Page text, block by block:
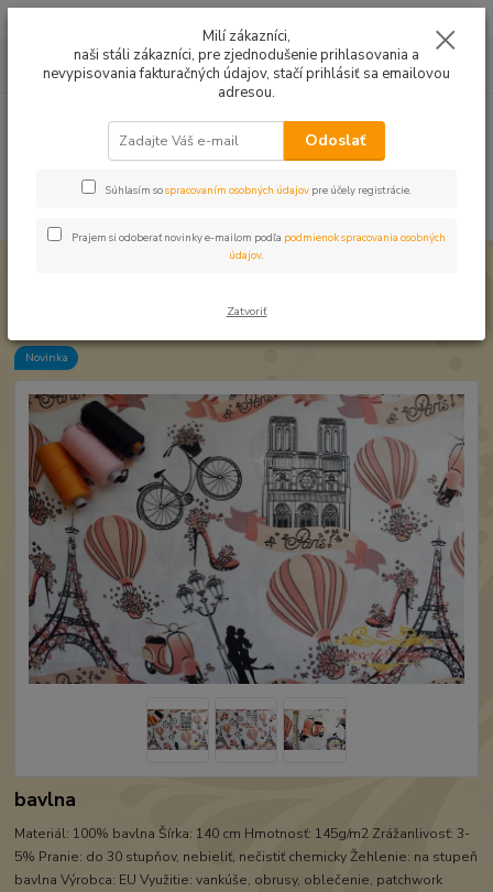
0949224331
9:00 -14:30
za0,00 EUR
Bavlna Paríž oranžový
Bavlna Paríž oranžový
Novinka
bavlna
Materiál: 100% bavlna Šírka: 140 cm Hmotnosť: 145g/m2 Zrážanlivosť: 3-
5% Pranie: do 30 stupňov, nebieliť, nečistiť chemicky Žehlenie: na stupeň
bavlna Výrobca: EU Využitie: vankúše, obrusy, oblečenie, patchwork
Milí zákazníci,
naši stáli zákazníci, pre zjednodušenie prihlasovania a
nevypisovania fakturačných údajov, stačí prihlásiť sa emailovou
adresou.
Odoslať
Súhlasím sospracovaním osobných údajov pre účely registrácie.
Prajem si odoberať novinky e-mailom podľa podmienok spracovania osobných
údajov.
Zatvoriť